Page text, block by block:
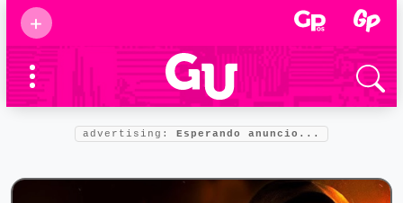
+
Supermamás
2025
Marcas de
confianza
Foro salud
advertising: Esperando anuncio...